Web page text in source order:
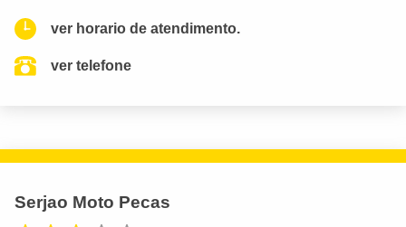
ver horario de atendimento.
ver telefone
Serjao Moto Pecas